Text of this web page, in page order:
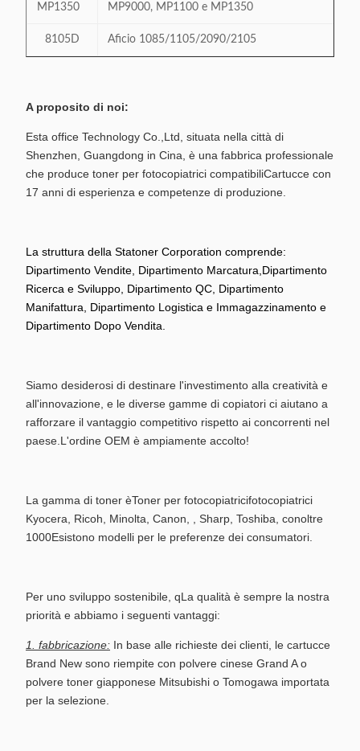
MP1350 MP9000, MP1100 e MP1350
8105D Aficio 1085/1105/2090/2105
A proposito di noi:
Esta office Technology Co.,Ltd, situata nella città di
Shenzhen, Guangdong in Cina, è una fabbrica professionale
che produce toner per fotocopiatrici compatibiliCartucce con
17 anni di esperienza e competenze di produzione.
La struttura della Statoner Corporation comprende:
Dipartimento Vendite, Dipartimento Marcatura, Dipartimento
Ricerca e Sviluppo, Dipartimento QC, Dipartimento
Manifattura, Dipartimento Logistica e Immagazzinamento e
Dipartimento Dopo Vendita.
Siamo desiderosi di destinare l'investimento alla creatività e
all'innovazione, e le diverse gamme di copiatori ci aiutano a
rafforzare il vantaggio competitivo rispetto ai concorrenti nel
paese.L'ordine OEM è ampiamente accolto!
La gamma di toner èToner per fotocopiatricifotocopiatrici
Kyocera, Ricoh, Minolta, Canon, , Sharp, Toshiba, conoltre
1000Esistono modelli per le preferenze dei consumatori.
Per uno sviluppo sostenibile, qLa qualità è sempre la nostra
priorità e abbiamo i seguenti vantaggi:
1. fabbricazione: In base alle richieste dei clienti, le cartucce
Brand New sono riempite con polvere cinese Grand A o
polvere toner giapponese Mitsubishi o Tomogawa importata
per la selezione.